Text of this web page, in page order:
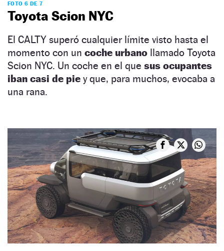
FOTO 6 DE 7
Toyota Scion NYC
El CALTY superó cualquier límite visto hasta el
momento con un coche urbano llamado Toyota
Scion NYC. Un coche en el que sus ocupantes
iban casi de pie y que, para muchos, evocaba a
una rana.